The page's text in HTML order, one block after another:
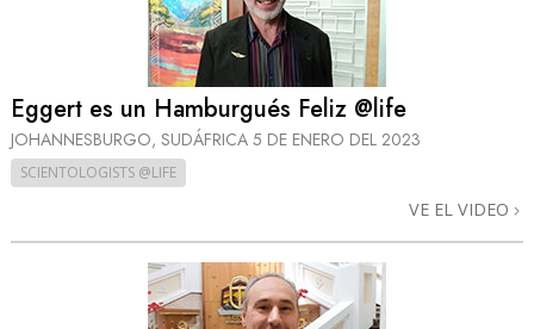
Eggert es un Hamburgués Feliz @life
JOHANNESBURGO, SUDÁFRICA 5 DE ENERO DEL 2023
SCIENTOLOGISTS @LIFE
VE EL VIDEO